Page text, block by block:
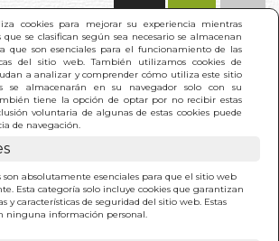
cookies para mejorar su experiencia mientras
que se clasifican según sea necesario se almacenan
que son esenciales para el funcionamiento de las
del sitio web. También utilizamos cookies de
a analizar y comprender cómo utiliza este sitio
se almacenarán en su navegador solo con su
tiene la opción de optar por no recibir estas
voluntaria de algunas de estas cookies puede
de navegación.
son absolutamente esenciales para que el sitio web
Esta categoría solo incluye cookies que garantizan
y características de seguridad del sitio web. Estas
ninguna información personal.
REY, LA PROSTATA. EL